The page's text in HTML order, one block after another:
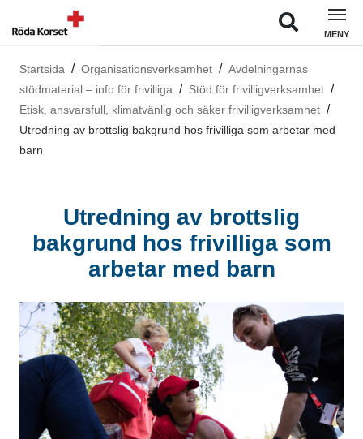
MENY
Startsida Organisationsverksamhet
Avdelningarnas
stödmaterial – info för frivilliga
Stöd för frivilligverksamhet
Etisk, ansvarsfull, klimatvänlig och säker frivilligverksamhet
Utredning av brottslig bakgrund hos frivilliga som arbetar med
barn
Utredning av brottslig
bakgrund hos frivilliga som
arbetar med barn